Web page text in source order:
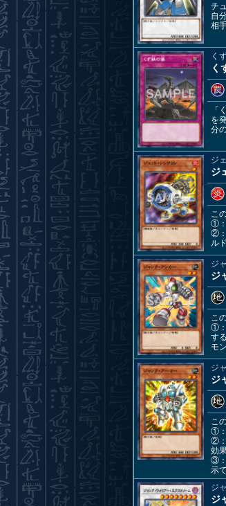
チ
自
相
く
く
「
を
分
ジ
ジ
こ
①：
②：
ル
ジ
ジ
こ
①：
す
モ
ジ
ジ
こ
①：
②：
効
③：
示
ジ
ジ